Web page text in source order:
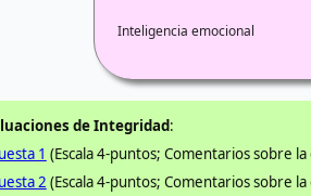
Inteligencia emocional
de Integridad:
1 (Escala 4-puntos; Comentarios sobre
2 (Escala 4-puntos; Comentarios sobre